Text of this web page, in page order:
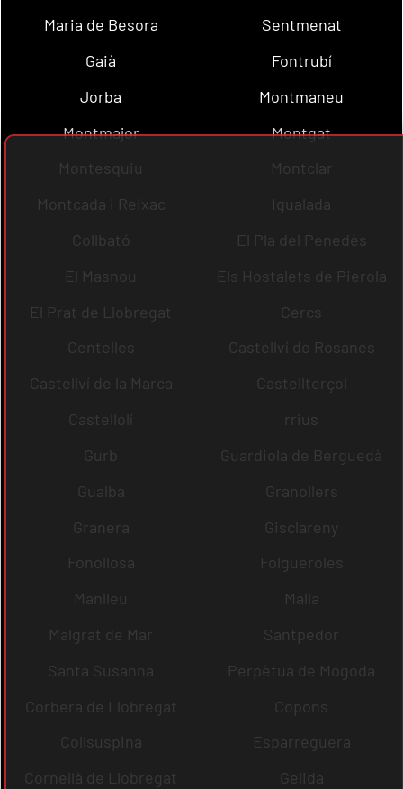
Maria de Besora
Sentmenat
Gaià
Fontrubí
Jorba
Montmaneu
Montmajor
Montgat
Montesquiu
Montclar
Montcada i Reixac
Igualada
Collbató
El Pla del Penedès
El Masnou
Els Hostalets de Pierola
El Prat de Llobregat
Cercs
Centelles
Castellví de Rosanes
Castellví de la Marca
Castellterçol
Castellolí
rrius
Gurb
Guardiola de Berguedà
Gualba
Granollers
Granera
Gisclareny
Fonollosa
Folgueroles
Manlleu
Malla
Malgrat de Mar
Santpedor
Santa Susanna
Perpètua de Mogoda
Corbera de Llobregat
Copons
Collsuspina
Esparreguera
Cornellà de Llobregat
Gelida